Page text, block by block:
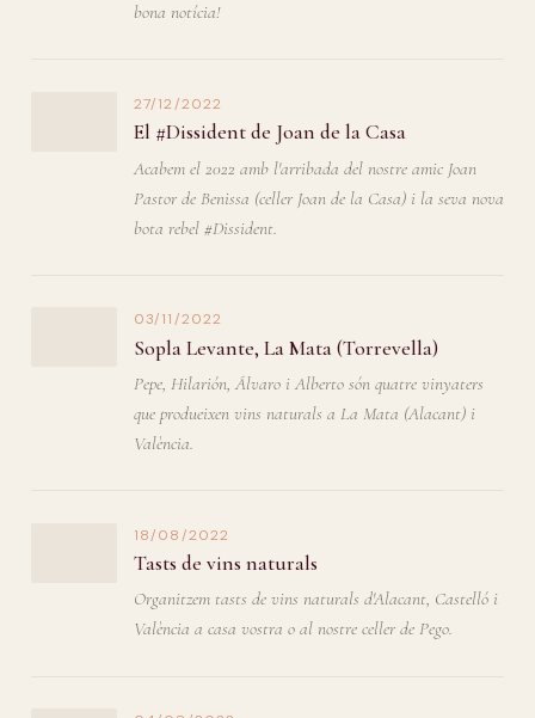
bona notícia!
27/12/2022
El #Dissident de Joan de la Casa
Acabem el 2022 amb l'arribada del nostre amic Joan
Pastor de Benissa (celler Joan de la Casa) i la seva nova
bota rebel #Dissident.
03/11/2022
Sopla Levante, La Mata (Torrevella)
Pepe, Hilarión, Álvaro i Alberto són quatre vinyaters
que produeixen vins naturals a La Mata (Alacant) i
València.
18/08/2022
Tasts de vins naturals
Organitzem tasts de vins naturals d'Alacant, Castelló i
València a casa vostra o al nostre celler de Pego.